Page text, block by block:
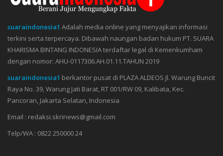
suaraindonesia1 Adalah media online yang menyajikan informasi
terkini serta terpercaya. Dibawah naungan badan hukum PT. SUARA
KHARISMA BINTANG INDONESIA terdaftar legal di Kemenkumham
dengan nomor: AHU-0117306.AH.01.11.TAHUN 2019
suaraindonesia1 berkantor pusat di PLAZA ALDEOS Jl. Warung Buncit
Raya No. 39, Warung Jati Barat, RT 001/RW 09, Kalibata, Kec.
Pancoran, Jakarta Selatan, Indonesia
Email : redaksi.skrinews@gmail.com
Telp/WA : 0822 250000 24